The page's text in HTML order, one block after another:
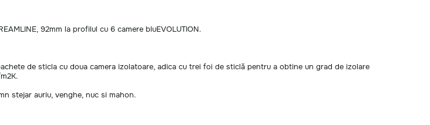
92mm la profilul cu 6 camere bluEVOLUTION.
de sticla cu doua camera izolatoare, adica cu trei foi de sticlă pentru a obtine un grad de izolare
stejar auriu, venghe, nuc si mahon.